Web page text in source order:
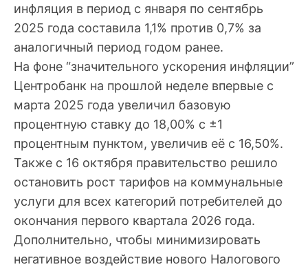
инфляция в период с января по сентябрь
2025 года составила 1,1% против 0,7% за
аналогичный период годом ранее.
На фоне “значительного ускорения инфляции”
Центробанк на прошлой неделе впервые с
марта 2025 года увеличил базовую
процентную ставку до 18,00% с ±1
процентным пунктом, увеличив её с 16,50%.
Также с 16 октября правительство решило
остановить рост тарифов на коммунальные
услуги для всех категорий потребителей до
окончания первого квартала 2026 года.
Дополнительно, чтобы минимизировать
негативное воздействие нового Налогового